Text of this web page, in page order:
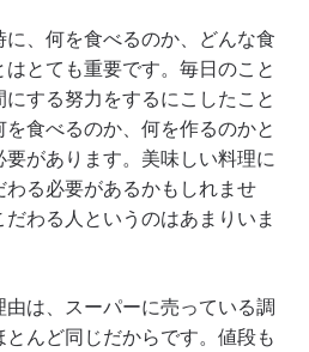
、何を食べるのか、どんな食
とても重要です。毎日のこと
する努力をするにこしたこと
食べるのか、何を作るのかと
があります。美味しい料理に
る必要があるかもしれませ
わる人というのはあまりいま
は、スーパーに売っている調
んど同じだからです。値段も